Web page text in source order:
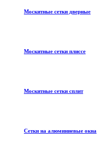
Москитные сетки дверные
Москитные сетки плиссе
Москитные сетки сплит
Сетки на алюминиевые окна